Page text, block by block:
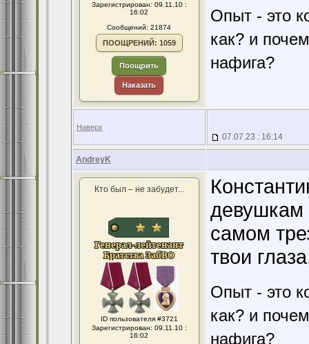
Зарегистрирован: 09.11.10 :
16:02
Сообщений: 21874
ПООЩРЕНИЙ: 1059
Поощрить
Наказать
Опыт - это
как? и
нафига?
Наверх
07.07.23 : 16:14
AndreyK
Кто был – не забудет...
ID пользователя #3721
Зарегистрирован: 09.11.10 :
16:02
девушкам
самом
твои
Опыт - это
как? и
нафига?